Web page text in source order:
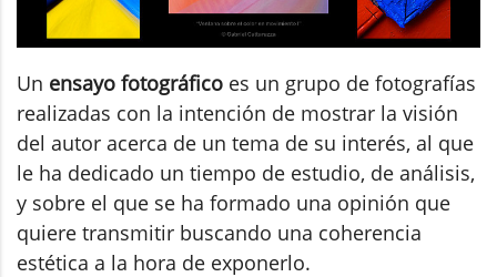
Un ensayo fotográfico es un grupo de fotografías
realizadas con la intención de mostrar la visión
del autor acerca de un tema de su interés, al que
le ha dedicado un tiempo de estudio, de análisis,
y sobre el que se ha formado una opinión que
quiere transmitir buscando una coherencia
estética a la hora de exponerlo.